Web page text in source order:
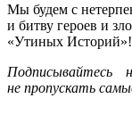
Мы будем с
и битву героев и
«Утиных Историй»!
не пропускать